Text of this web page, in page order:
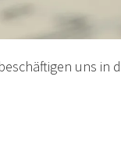
uns in